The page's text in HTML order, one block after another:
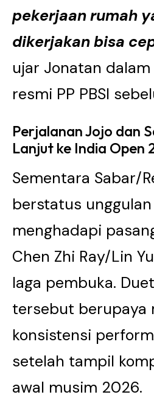
pekerjaan rumah
dikerjakan bisa
ujar Jonatan
resmi PP PBSI
Perjalanan Jojo dan
Lanjut ke India Open
Sementara Sabar/
berstatus
menghadapi
Chen Zhi Ray/Lin
laga pembuka.
tersebut berupaya
konsistensi
setelah tampil
awal musim 2026.